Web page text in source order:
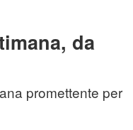
da
promettente per